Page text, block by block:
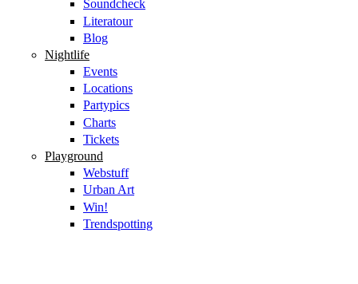
Soundcheck
Literatour
Blog
Nightlife
Events
Locations
Partypics
Charts
Tickets
Playground
Webstuff
Urban Art
Win!
Trendspotting